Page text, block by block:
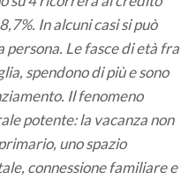
In alcuni casi si può
persona. Le fasce di età fra
spendono di più e sono
Il fenomeno
potente: la vacanza non
uno spazio
connessione familiare e